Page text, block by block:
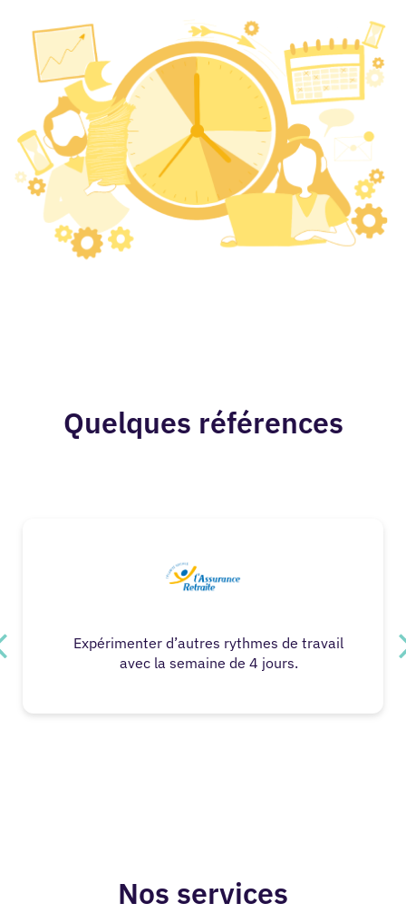
Quelques références
Expérimenter d’autres rythmes de travail
avec la semaine de 4 jours.
Nos services